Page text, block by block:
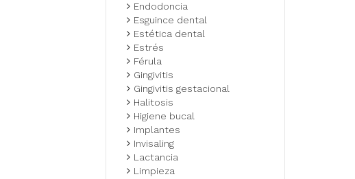
Endodoncia
Esguince dental
Estética dental
Estrés
Férula
Gingivitis
Gingivitis gestacional
Halitosis
Higiene bucal
Implantes
Invisaling
Lactancia
Limpieza